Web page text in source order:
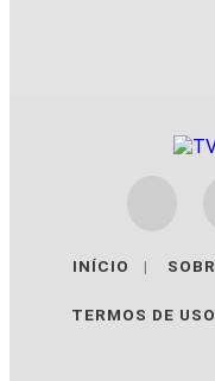
INÍCIO |
TERMOS DE